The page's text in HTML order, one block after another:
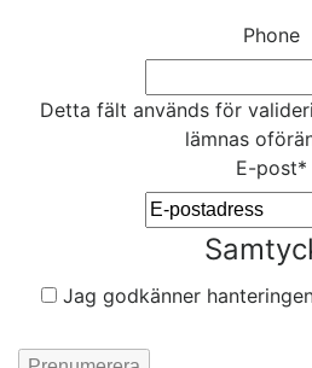
Phone
Detta fält används för
lämnas
E-post*
Jag godkänner